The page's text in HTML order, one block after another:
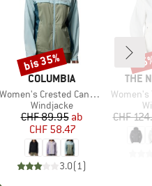
MARKE
COLUMBIA
Artikel
Women's Crested Canyon Windbreaker
Produktgruppe
Windjacke
Preis
CHF 89.95reduzierter Preis
ab
CHF 58.47
3.0( 1)
Rabatt
bis 35%
THE
Artikel
Women's TNF
CHF